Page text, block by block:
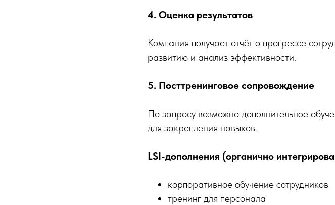
4. Оценка результатов
Компания получает отчёт о прогрессе
развитию и анализ эффективности.
5. Посттренинговое сопровождение
По запросу возможно дополнительное
для закрепления навыков.
LSI-дополнения (органично
корпоративное обучение сотрудников
тренинг для персонала